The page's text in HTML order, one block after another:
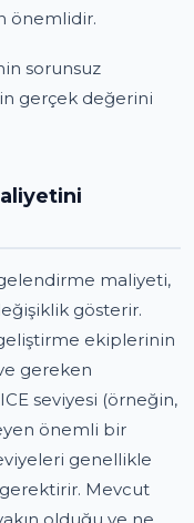
önemlidir.
sorunsuz
gerçek değerini
maliyeti,
gösterir.
geliştirme ekiplerinin
gereken
seviyesi (örneğin,
önemli bir
genellikle
Mevcut